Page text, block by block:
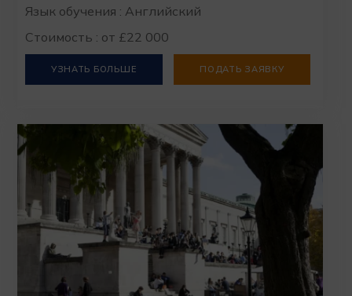
Язык обучения : Английский
Стоимость : от £22 000
УЗНАТЬ БОЛЬШЕ ПОДАТЬ ЗАЯВКУ